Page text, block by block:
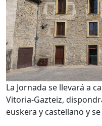
La Jornada se llevará a
Vitoria-Gazteiz,
euskera y castellano y